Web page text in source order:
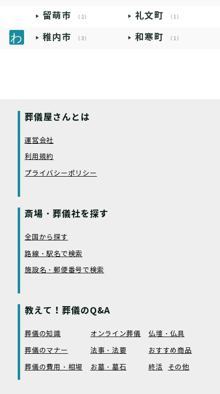
留萌市 （2） 礼文町 （1）
稚内市 （3） 和寒町 （1）
葬儀屋さんとは
運営会社
利用規約
プライバシーポリシー
斎場・葬儀社を探す
全国から探す
路線・駅名で検索
施設名・郵便番号で検索
教えて！葬儀のQ&A
葬儀の知識 オンライン葬儀
仏壇・仏具
葬儀のマナー
法事・法要
おすすめ商品
葬儀の費用・相場
お墓・墓石 終活 その他